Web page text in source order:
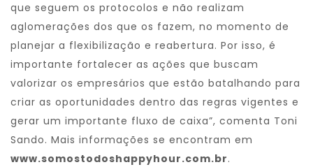
que seguem os protocolos e não realizam
aglomerações dos que os fazem, no momento de
planejar a flexibilização e reabertura. Por isso, é
importante fortalecer as ações que buscam
valorizar os empresários que estão batalhando para
criar as oportunidades dentro das regras vigentes e
gerar um importante fluxo de caixa”, comenta Toni
Sando. Mais informações se encontram em
www.somostodoshappyhour.com.br.